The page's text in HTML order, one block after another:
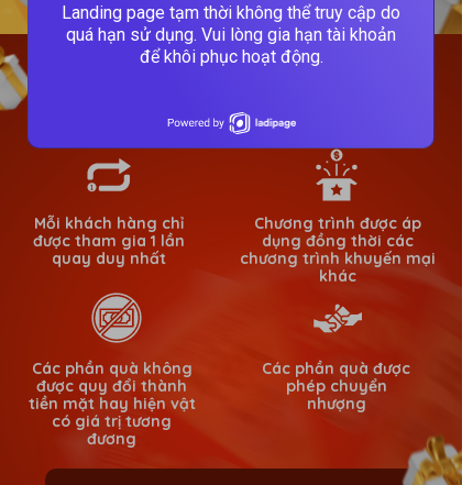
QUY ĐỊNH VỀ QUÀ TẶNG
Mỗi khách hàng chỉ
được tham gia 1 lần
quay duy nhất
Chương trình được áp
dụng đồng thời các
chương trình khuyến mại
khác
Các phần quà không
được quy đổi thành
tiền mặt hay hiện vật
có giá trị tương
đương
Các phần quà được
phép chuyển
nhượng
Landing page tạm thời không thể truy cập do
quá hạn sử dụng. Vui lòng gia hạn tài khoản
để khôi phục hoạt động.